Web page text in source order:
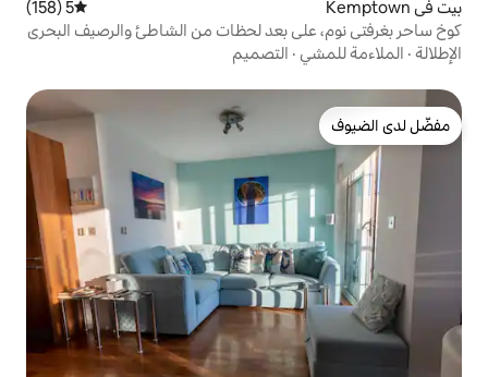
بعد لحظات من الشاطئ والرصيف البحري
التصميم